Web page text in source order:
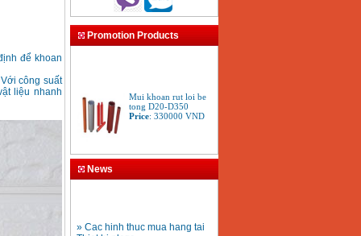
để khoan
công suất
liệu nhanh
Promotion Products
tong D20-D350
Price:330000VND
Bang gia may khoan
Bosch 2024
GSB 13RE hop nhua
News
Thiet bi plaza